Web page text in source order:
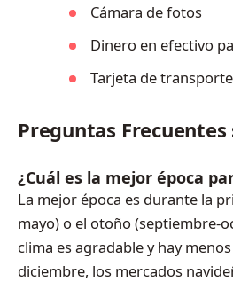
Cámara de fotos
Dinero en efectivo
Tarjeta de
Preguntas
¿Cuál es la mejor época
La mejor época es durante la
mayo) o el otoño (septiembre-
clima es agradable y hay
diciembre, los mercados